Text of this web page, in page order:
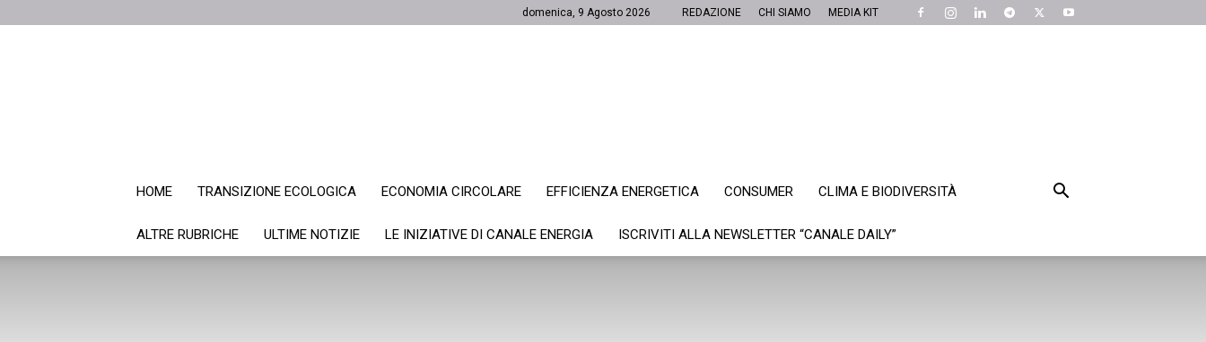
domenica, 9 Agosto 2026 REDAZIONE CHI SIAMO MEDIA KIT
HOME TRANSIZIONE ECOLOGICA ECONOMIA CIRCOLARE EFFICIENZA ENERGETICA CONSUMER CLIMA E BIODIVERSITÀ
ALTRE RUBRICHE ULTIME NOTIZIE LE INIZIATIVE DI CANALE ENERGIA ISCRIVITI ALLA NEWSLETTER “CANALE DAILY”